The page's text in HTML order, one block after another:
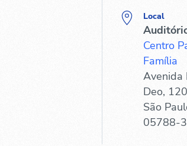
Local
Centro
Família
Avenida
Deo, 120
São
05788-